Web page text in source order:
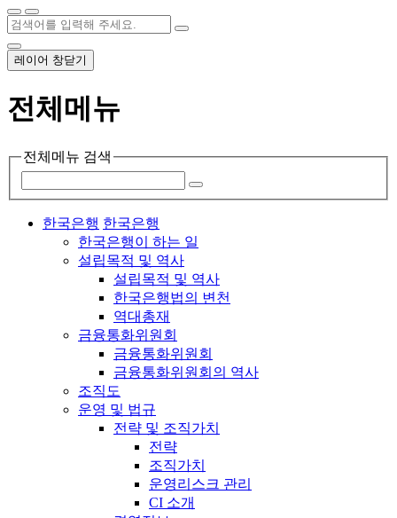
레이어 창닫기
전체메뉴
전체메뉴 검색
한국은행 한국은행
한국은행이 하는 일
설립목적 및 역사
설립목적 및 역사
한국은행법의 변천
역대총재
금융통화위원회
금융통화위원회
금융통화위원회의 역사
조직도
운영 및 법규
전략 및 조직가치
전략
조직가치
운영리스크 관리
CI 소개